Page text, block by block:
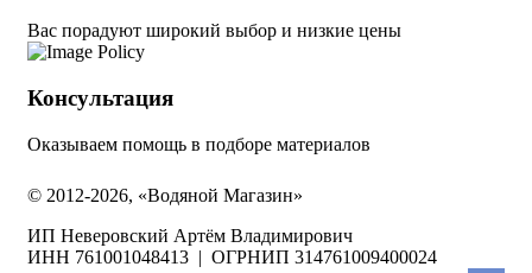
Вас порадуют широкий выбор и низкие цены
Консультация
Оказываем помощь в подборе материалов
© 2012-2026, «Водяной Магазин»
ИП Неверовский Артём Владимирович
ИНН 761001048413 | ОГРНИП 314761009400024